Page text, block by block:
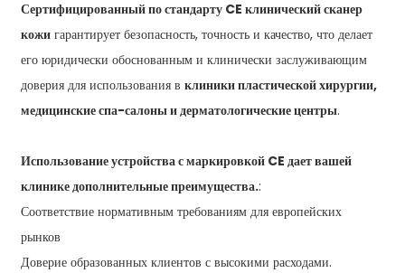
Сертифицированный по стандарту CE клинический сканер
кожигарантирует безопасность, точность и качество, что делает
его юридически обоснованным и клинически заслуживающим
доверия для использования в клиники пластической хирургии,
медицинские спа-салоны и дерматологические центры.
Использование устройства с маркировкой CE дает вашей
клинике дополнительные преимущества.:
Соответствие нормативным требованиям для европейских
рынков
Доверие образованных клиентов с высокими расходами.